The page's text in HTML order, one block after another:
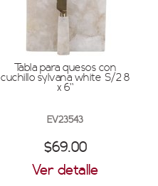
Tabla para quesos con
cuchillo sylvana white S/2 8
x 6''
EV23543
$69.00
Ver detalle